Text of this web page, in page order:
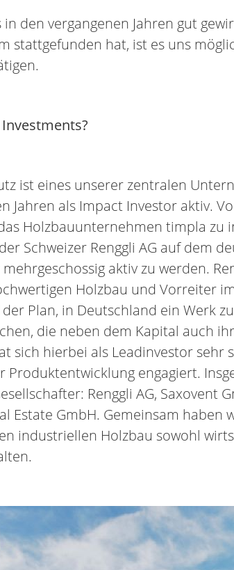
den vergangenen Jahren gut
stattgefunden hat, ist es uns
ist eines unserer zentralen
Jahren als Impact Investor aktiv.
Holzbauunternehmen timpla zu
Schweizer Renggli AG auf dem
aktiv zu werden.
Holzbau und Vorreiter
Plan, in Deutschland ein Werk
die neben dem Kapital auch
sich hierbei als Leadinvestor sehr
engagiert.
Renggli AG, Saxovent
Estate GmbH. Gemeinsam haben
industriellen Holzbau sowohl